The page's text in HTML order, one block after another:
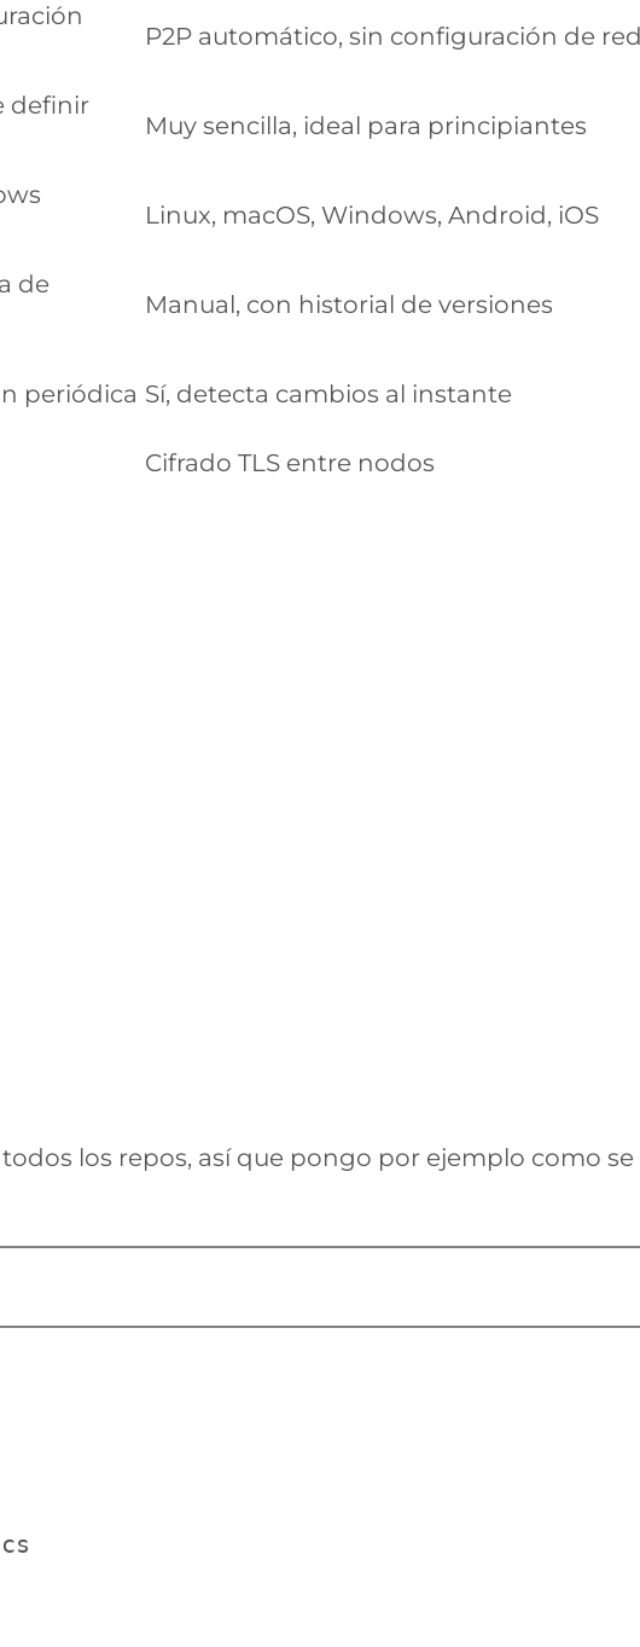
P2P automático, sin configuración de red
definir
Muy sencilla, ideal para principiantes
Linux, macOS, Windows, Android, iOS
de
Manual, con historial de versiones
periódica Sí, detecta cambios al instante
Cifrado TLS entre nodos
los repos, así que pongo por ejemplo como